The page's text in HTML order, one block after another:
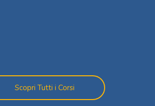
Scopri Tutti i Corsi